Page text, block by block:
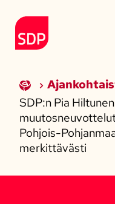
Etusivulle
SDP:n Pia
Pohjois-
merkittävästi